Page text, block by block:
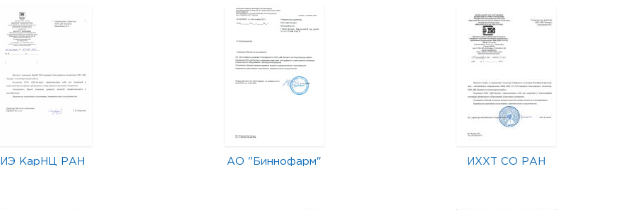
ИЭ КарНЦ РАН АО "Биннофарм" ИХХТ СО РАН